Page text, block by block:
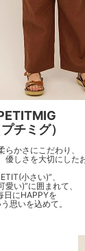
プチミグ）
らかさにこだわり、
優しさを大切にした
小さい)”、
愛い)”に囲まれて、
日にHAPPYを
思いを込めて。